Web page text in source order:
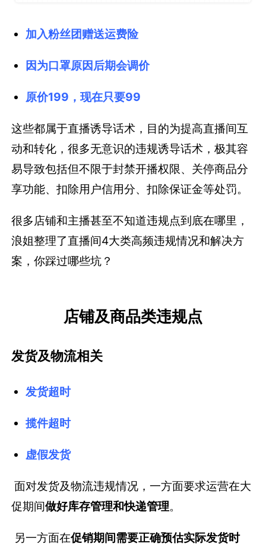
加入粉丝团赠送运费险
因为口罩原因后期会调价
原价199，现在只要99
这些都属于直播诱导话术，目的为提高直播间互
动和转化，很多无意识的违规诱导话术，极其容
易导致包括但不限于封禁开播权限、关停商品分
享功能、扣除用户信用分、扣除保证金等处罚。
很多店铺和主播甚至不知道违规点到底在哪里，
浪姐整理了直播间4大类高频违规情况和解决方
案，你踩过哪些坑？
店铺及商品类违规点
发货及物流相关
发货超时
揽件超时
虚假发货
面对发货及物流违规情况，一方面要求运营在大
促期间做好库存管理和快递管理。
另一方面在促销期间需要正确预估实际发货时